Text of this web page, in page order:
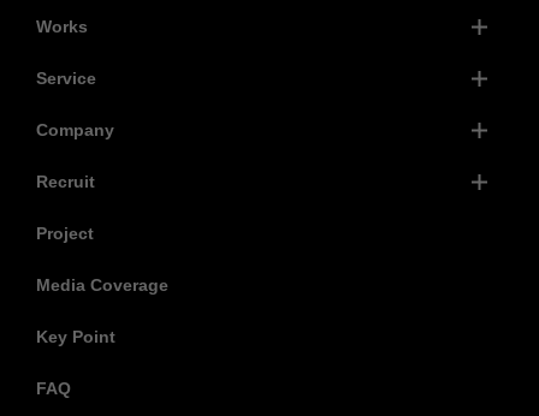
Works
Service
Company
Recruit
Project
Media Coverage
Key Point
FAQ